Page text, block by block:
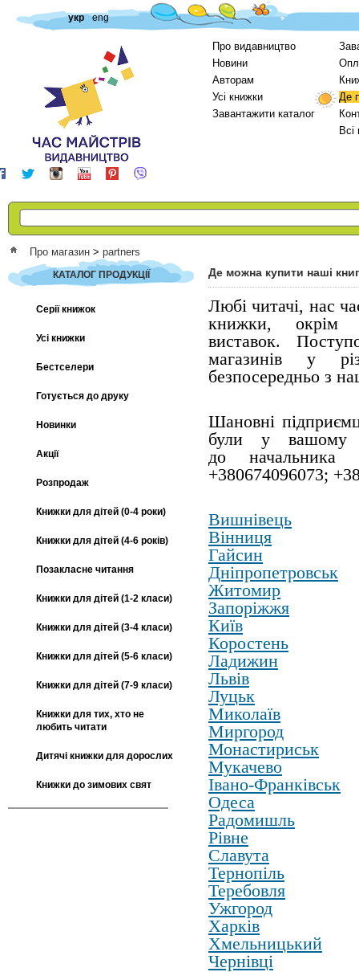
укр eng
Про видавництво
Новини
Авторам
Усі книжки
Завантажити каталог
Де
Про магазин > partners
КАТАЛОГ ПРОДУКЦІЇ
Серії книжок
Усі книжки
Бестселери
Готується до друку
Новинки
Акції
Розпродаж
Книжки для дітей (0-4 роки)
Книжки для дітей (4-6 років)
Позакласне читання
Книжки для дітей (1-2 класи)
Книжки для дітей (3-4 класи)
Книжки для дітей (5-6 класи)
Книжки для дітей (7-9 класи)
Книжки для тих, хто не
любить читати
Дитячі книжки для дорослих
Книжки до зимових свят
Де можна купити наші
Любі читачі, нас
книжки,
виставок.
магазинів у
безпосередньо з
Шановні
були у вашому
до начальника
+380674096073;
Вишнівець
Вінниця
Гайсин
Дніпропетровськ
Житомир
Запоріжжя
Київ
Коростень
Ладижин
Львів
Луцьк
Миколаїв
Миргород
Монастириськ
Мукачево
Івано-Франківськ
Одеса
Радомишль
Рівне
Славута
Тернопіль
Теребовля
Ужгород
Харків
Хмельницький
Чернівці